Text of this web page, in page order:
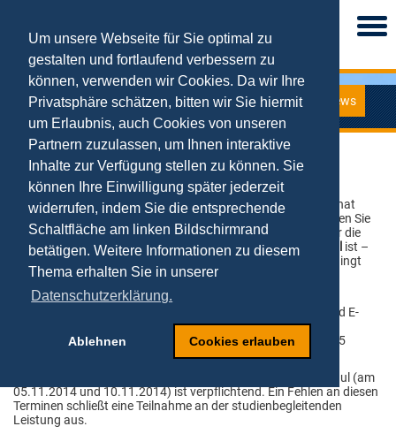
Um unsere Webseite für Sie optimal zu
gestalten und fortlaufend verbessern zu
können, verwenden wir Cookies. Da wir Ihre
Privatsphäre schätzen, bitten wir Sie hiermit
um Erlaubnis, auch Cookies von unseren
Partnern zuzulassen, um Ihnen interaktive
Inhalte zur Verfügung stellen zu können. Sie
können Ihre Einwilligung später jederzeit
widerrufen, indem Sie die entsprechende
Schaltfläche am linken Bildschirmrand
betätigen. Weitere Informationen zu diesem
Thema erhalten Sie in unserer
Datenschutzerklärung.
Ablehnen Cookies erlauben
News
News
Vorlesung E-Entrepreneurship WS 14/15
12.10.2014
Der Anmeldezeitraum für die Vorlesung E-Entrepreneurship hat
begonnen: Ab heute (13.10.2014)bis zum 20.10.2014
können Sie
sich im Sekretariat des Lehrstuhls zwischen 9 und 12 Uhr für die
Veranstaltung anmelden. DieAnmeldung über den Lehrstuhl ist –
neben der regulären Anmeldung beim Prüfungsamt – unbedingt
erforderlich .
DieAuftaktveranstaltungzur Vorlesung (inkl.
Einführungsveranstaltung des Lehrstuhls für E-Business und E-
Entrepreneurship zum Wintersemester 2014/2015) wird am
Montag, den 20.10.2014
um 10:00 Uhr in Raum R11 T00 D05
zu dem Modul (am
05.11.2014 und 10.11.2014) ist verpflichtend. Ein Fehlen an diesen
Terminen schließt eine Teilnahme an der studienbegleitenden
Leistung aus.